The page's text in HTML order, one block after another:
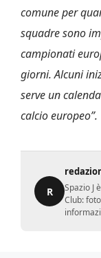
comune per
squadre sono
campionati
giorni. Alcuni
serve un
calcio europeo”.
R
Spazio J
Club: